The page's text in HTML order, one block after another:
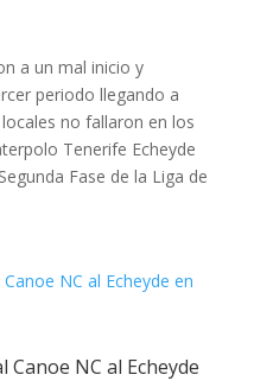
a un mal inicio y
periodo llegando a
no fallaron en los
Tenerife Echeyde
Fase de la Liga de
NC al Echeyde